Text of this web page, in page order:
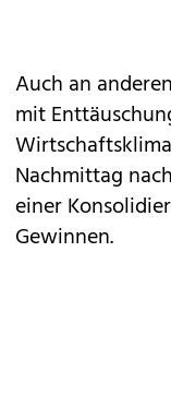
Auch an
mit
Nachmittag
einer
Gewinnen.